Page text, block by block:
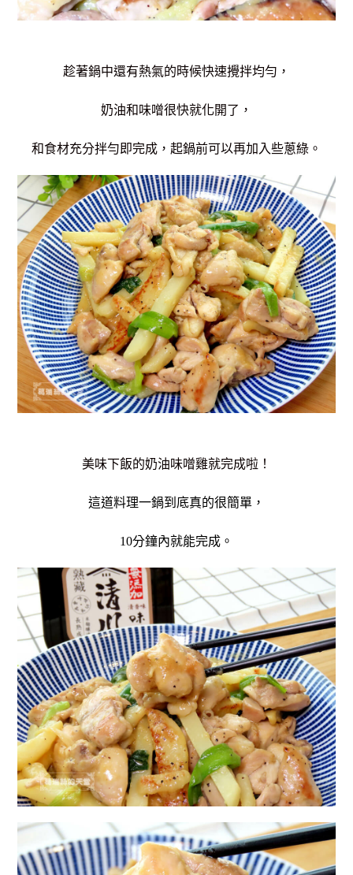
趁著鍋中還有熱氣的時候快速攪拌均勻，
奶油和味噌很快就化開了，
和食材充分拌勻即完成，起鍋前可以再加入些蔥綠。
美味下飯的奶油味噌雞就完成啦！
這道料理一鍋到底真的很簡單，
10分鐘內就能完成。